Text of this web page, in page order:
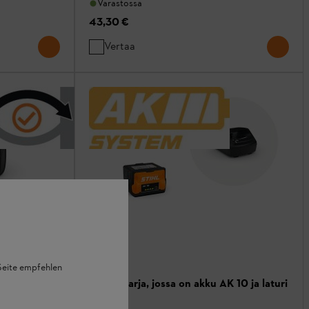
Varastossa
43,30 €
Vertaa
Aloitussarja, jossa on akku AK 10 ja laturi
empfehlen